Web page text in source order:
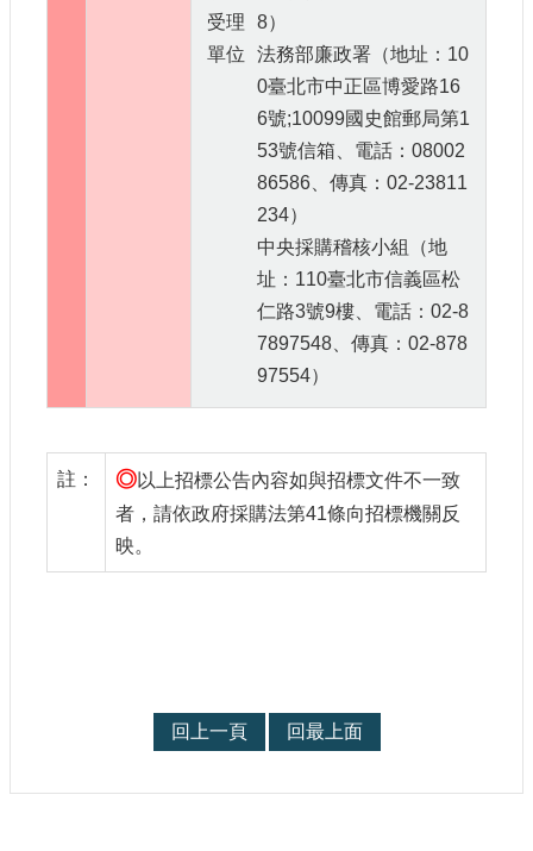
受理
單位
8）
法務部廉政署（地址：10
0臺北市中正區博愛路16
6號;10099國史館郵局第1
53號信箱、電話：08002
86586、傳真：02-23811
234）
中央採購稽核小組（地
址：110臺北市信義區松
仁路3號9樓、電話：02-8
7897548、傳真：02-878
97554）
註： ◎以上招標公告內容如與招標文件不一致
者，請依政府採購法第41條向招標機關反
映。
回上一頁 回最上面